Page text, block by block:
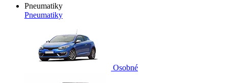
Pneumatiky
Pneumatiky
Osobné